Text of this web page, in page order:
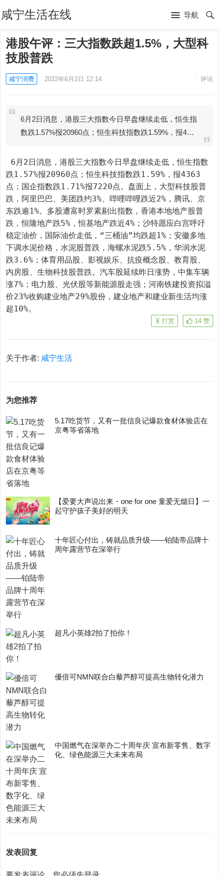
咸宁生活在线 导航
港股午评：三大指数跌超1.5%，大型科
技股普跌
咸宁消费 2022年6月2日 12:14 评论
6月2日消息，港股三大指数今日早盘继续走低，恒生指
数跌1.57%报20960点；恒生科技指数跌1.59%，报4…
跌1.57%报20960点；恒生科技指数跌1.59%，报4363
点；国企指数跌1.71%报7220点。盘面上，大型科技股普
跌，阿里巴巴、美团跌约3%、哔哩哔哩跌近2%，腾讯、京
东跌逾1%。多股遭富时罗素剔出指数，香港本地地产股普
跌，恒隆地产跌5%，恒基地产跌近4%；沙特愿应白宫呼吁
稳定油价，国际油价走低，“三桶油”均跌超1%；安徽多地
下调水泥价格，水泥股普跌，海螺水泥跌5.5%，华润水泥
跌3.6%；体育用品股、影视娱乐、抗疫概念股、教育股、
内房股、生物科技股普跌。汽车股延续昨日涨势，中集车辆
涨7%；电力股、光伏股等新能源股走强；河南铁建投资拟溢
价23%收购建业地产29%股份，建业地产和建业新生活均涨
超10%。
14 赞
打赏
关于作者: 咸宁生活
为您推荐
5.17吃货节，又有一批信良记爆款食材体验店在
京粤等省落地
【爱要大声说出来・one for one 童爱无烟日】一
起守护孩子美好的明天
十年匠心付出，铸就品质升级——铂陆帝品牌十
周年露营节在深举行
超凡小英雄2拍了拍你！
優倍可NMN联合白藜芦醇可提高生物转化潜力
中国燃气在深举办二十周年庆 宣布新零售、数字
化、绿色能源三大未来布局
发表回复